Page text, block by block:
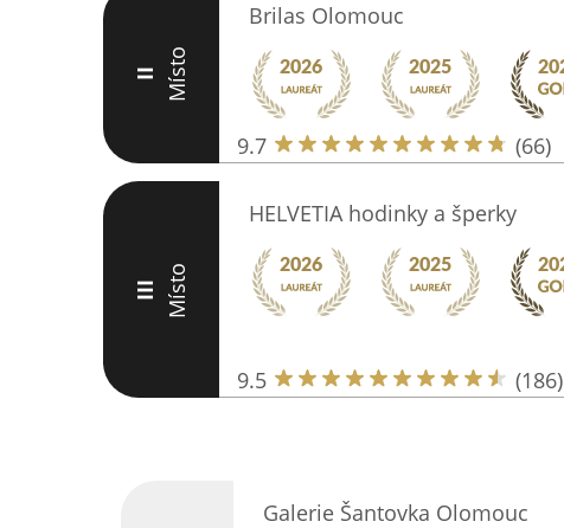
II Místo
Brilas Olomouc
9.7 (66)
III Místo
HELVETIA hodinky a šperky
9.5 (186)
Galerie Šantovka Olomouc